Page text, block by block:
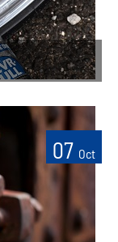
07 Oct